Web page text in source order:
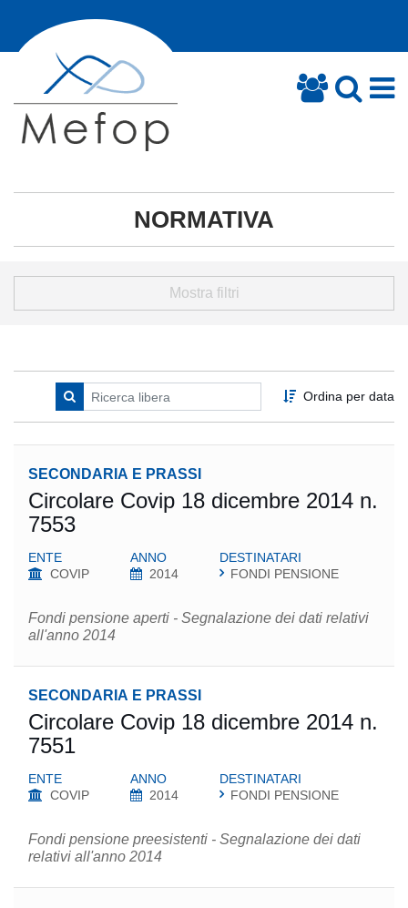
NORMATIVA
Mostra filtri
Ordina per data
SECONDARIA E PRASSI
Circolare Covip 18 dicembre 2014 n.
7553
ENTE
COVIP
ANNO
2014
DESTINATARI
FONDI PENSIONE
Fondi pensione aperti - Segnalazione dei dati relativi
all'anno 2014
SECONDARIA E PRASSI
Circolare Covip 18 dicembre 2014 n.
7551
ENTE
COVIP
ANNO
2014
DESTINATARI
FONDI PENSIONE
Fondi pensione preesistenti - Segnalazione dei dati
relativi all'anno 2014